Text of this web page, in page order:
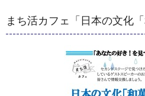
まち活カフェ「日本の文化「